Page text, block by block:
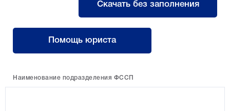
Скачать без заполнения
Помощь юриста
Наименование подразделения ФССП